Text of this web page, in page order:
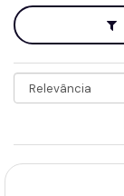
Preço